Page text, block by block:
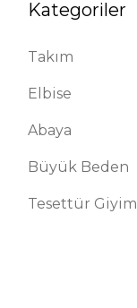
Kategoriler
Takım
Elbise
Abaya
Büyük Beden
Tesettür Giyim